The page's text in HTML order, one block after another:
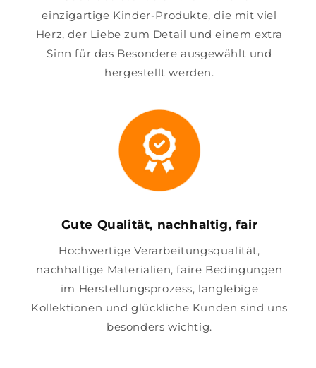
einzigartige Kinder-Produkte, die mit viel
Herz, der Liebe zum Detail und einem extra
Sinn für das Besondere ausgewählt und
hergestellt werden.
Gute Qualität, nachhaltig, fair
Hochwertige Verarbeitungsqualität,
nachhaltige Materialien, faire Bedingungen
im Herstellungsprozess, langlebige
Kollektionen und glückliche Kunden sind uns
besonders wichtig.